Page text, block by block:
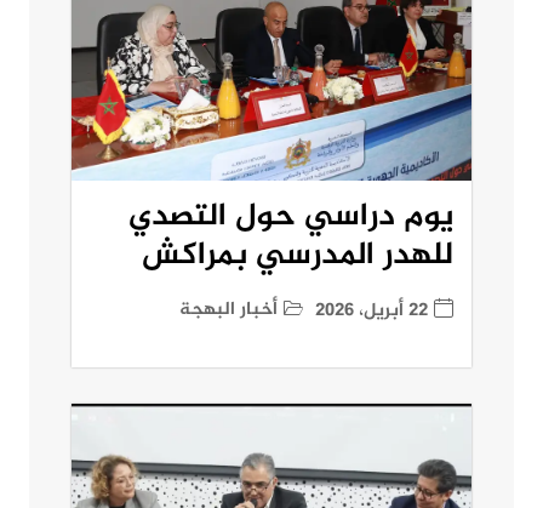
يوم دراسي حول التصدي
للهدر المدرسي بمراكش
22 أبريل، 2026 أخبار البهجة